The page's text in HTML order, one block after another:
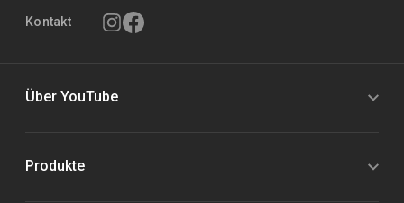
Kontakt
Über YouTube
Produkte